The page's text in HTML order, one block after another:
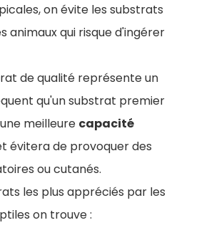
on évite les substrats
animaux qui risque d'ingérer
de qualité représente un
qu'un substrat premier
meilleure capacité
évitera de provoquer des
ou cutanés.
les plus appréciés par les
on trouve :